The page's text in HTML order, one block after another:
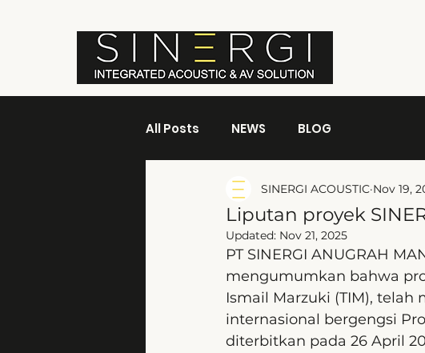
All Posts NEWS BLOG
Liputan proyek
SINERGI ACOUSTIC Nov 19,
Updated: Nov 21, 2025
PT SINERGI ANUGRAH
mengumumkan bahwa
Ismail Marzuki (TIM),
internasional bergengsi
diterbitkan pada 26 April